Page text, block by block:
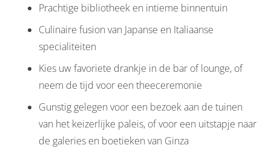
Prachtige bibliotheek en intieme binnentuin
Culinaire fusion van Japanse en Italiaanse
specialiteiten
Kies uw favoriete drankje in de bar of lounge, of
neem de tijd voor een theeceremonie
Gunstig gelegen voor een bezoek aan de tuinen
van het keizerlijke paleis, of voor een uitstapje naar
de galeries en boetieken van Ginza